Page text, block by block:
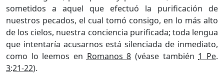
sometidos a aquel que efectuó la purificación de
nuestros pecados, el cual tomó consigo, en lo más alto
de los cielos, nuestra conciencia purificada; toda lengua
que intentaría acusarnos está silenciada de inmediato,
como lo leemos en Romanos 8 (véase también 1 Pe.
3:21-22).